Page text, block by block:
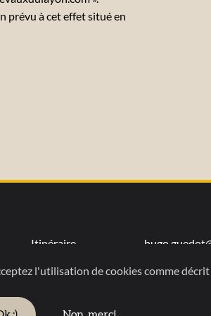
prévu à cet effet situé en
Itinéraire
Contact Mentions légales
Chevaux du Layon. Tous droits réservés.
l'utilisation de cookies comme